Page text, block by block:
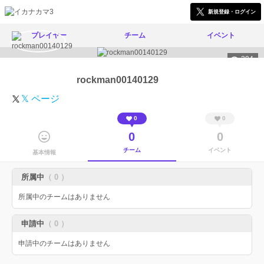
新規登録・ログイン
プレイヤー チーム イベント
394
rockman00140129
𝕏 ページ
基本情報
0
0
チーム
0
0
イベント
所属中 （ 0 ）
所属中のチームはありません
申請中 （ 0 ）
申請中のチームはありません